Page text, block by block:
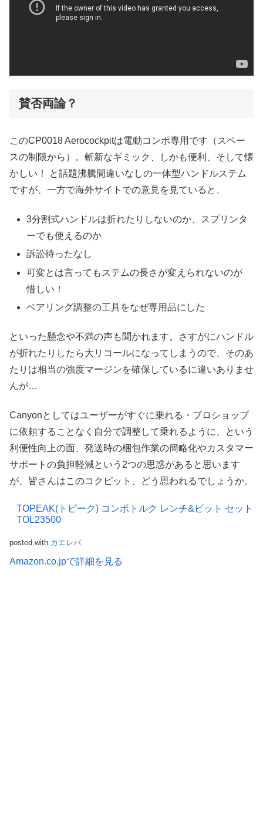
賛否両論？
このCP0018 Aerocockpitは電動コンポ専用です（スペー
スの制限から）。斬新なギミック、しかも便利、そして懐
かしい！ と話題沸騰間違いなしの一体型ハンドルステム
ですが、一方で海外サイトでの意見を見ていると、
3分割式ハンドルは折れたりしないのか、スプリンタ
ーでも使えるのか
訴訟待ったなし
可変とは言ってもステムの長さが変えられないのが
惜しい！
ベアリング調整の工具をなぜ専用品にした
といった懸念や不満の声も聞かれます。さすがにハンドル
が折れたりしたら大リコールになってしまうので、そのあ
たりは相当の強度マージンを確保しているに違いありませ
んが…
Canyonとしてはユーザーがすぐに乗れる・プロショップ
に依頼することなく自分で調整して乗れるように、という
利便性向上の面、発送時の梱包作業の簡略化やカスタマー
サポートの負担軽減という2つの思惑があると思います
が、皆さんはこのコクピット、どう思われるでしょうか。
TOPEAK(トピーク) コンボトルク レンチ&ビット セット
TOL23500
posted with カエレバ
Amazon.co.jpで詳細を見る